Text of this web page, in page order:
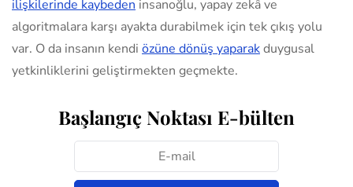
ilişkilerinde kaybeden insanoğlu, yapay zekâ ve
algoritmalara karşı ayakta durabilmek için tek çıkış yolu
var. O da insanın kendi özüne dönüş yaparakduygusal
yetkinliklerini geliştirmekten geçmekte.
Başlangıç Noktası E-bülten